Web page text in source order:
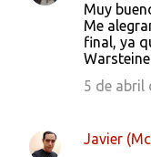
Muy
Me
final, ya
5 de abril
Javier